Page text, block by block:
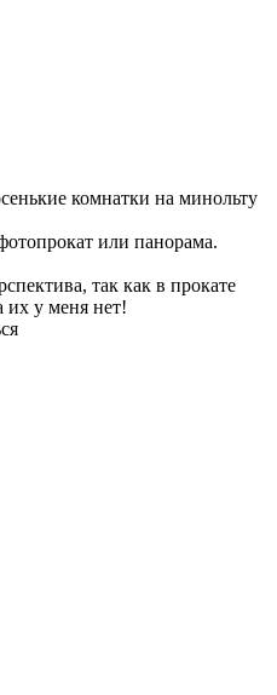
комнатки на минольту
или панорама.
так как в прокате
их у меня нет!